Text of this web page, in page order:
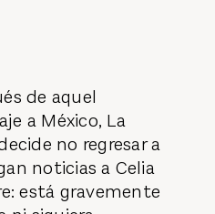
de aquel
a México, La
no regresar a
noticias a Celia
está gravemente